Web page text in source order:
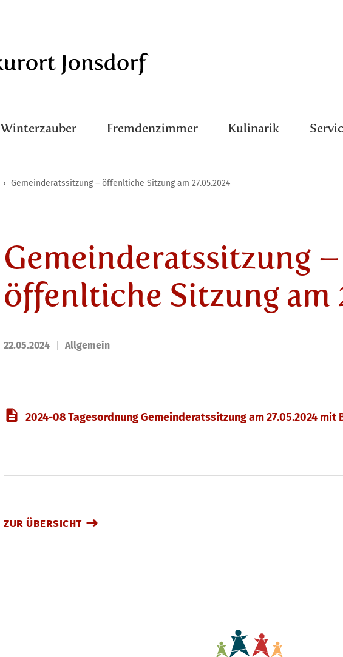
Winterzauber Fremdenzimmer Kulinarik
› Gemeinderatssitzung – öffenltiche Sitzung am 27.05.2024
Gemeinderatssitzung –
öffenltiche Sitzung am
22.05.2024 Allgemein
2024-08 Tagesordnung Gemeinderatssitzung am 27.05.2024 mit
ZUR ÜBERSICHT